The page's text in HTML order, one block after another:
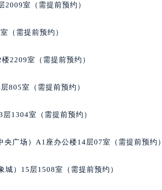
后服务中心（需提前预约）
后服务中心（需提前预约）
售后服务中心（需提前预约）
家售后服务中心（需提前预约）
路交叉口积家售后服务中心（需提前预约）
后服务中心（需提前预约）
服务中心（需提前预约）
室（需提前预约）
（需提前预约）
2209室（需提前预约）
805室（需提前预约）
1304室（需提前预约）
广场）A1座办公楼14层07室（需提前预约）
）15层1508室（需提前预约）